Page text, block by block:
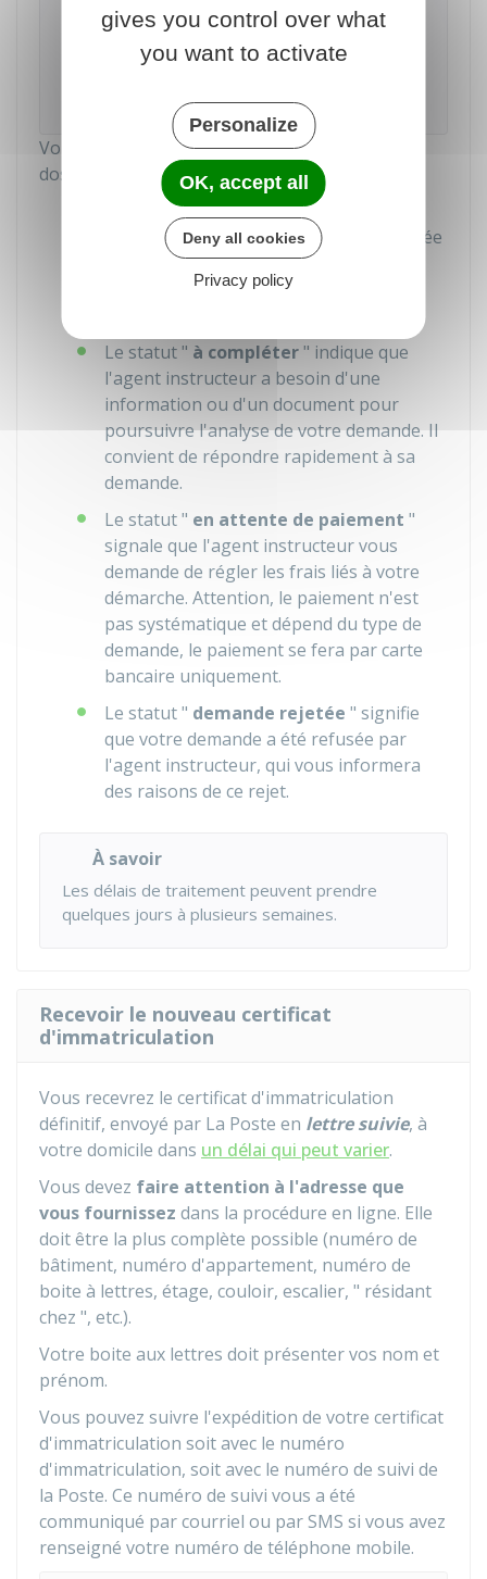
Accéder au service en ligne
Agence nationale des titres sécurisés (ANTS)
Vous pouvez connaitre l'avancement de votre
dossier en fonction de son statut :
Le statut "en instruction" signifie que
votre demande est actuellement analysée
par le service concerné, et vous devrez
faire preuve de patience en attendant
Le statut " à compléter" indique que
l'agent instructeur a besoin d'une
information ou d'un document pour
poursuivre l'analyse de votre demande. Il
convient de répondre rapidement à sa
demande.
Le statut " en attente de paiement "
signale que l'agent instructeur vous
demande de régler les frais liés à votre
démarche. Attention, le paiement n'est
pas systématique et dépend du type de
demande, le paiement se fera par carte
bancaire uniquement.
Le statut " demande rejetée " signifie
que votre demande a été refusée par
l'agent instructeur, qui vous informera
des raisons de ce rejet.
À savoir
Les délais de traitement peuvent prendre
quelques jours à plusieurs semaines.
Recevoir le nouveau certificat
d'immatriculation
Vous recevrez le certificat d'immatriculation
définitif, envoyé par La Poste en lettre suivie, à
votre domicile dans un délai qui peut varier.
Vous devez faire attention à l'adresse que
vous fournissez dans la procédure en ligne. Elle
doit être la plus complète possible (numéro de
bâtiment, numéro d'appartement, numéro de
boite à lettres, étage, couloir, escalier, " résidant
chez ", etc.).
Votre boite aux lettres doit présenter vos nom et
prénom.
Vous pouvez suivre l'expédition de votre certificat
d'immatriculation soit avec le numéro
d'immatriculation, soit avec le numéro de suivi de
la Poste. Ce numéro de suivi vous a été
communiqué par courriel ou par SMS si vous avez
renseigné votre numéro de téléphone mobile.
gives you control over what
you want to activate
Personalize
OK, accept all
Deny all cookies
Privacy policy